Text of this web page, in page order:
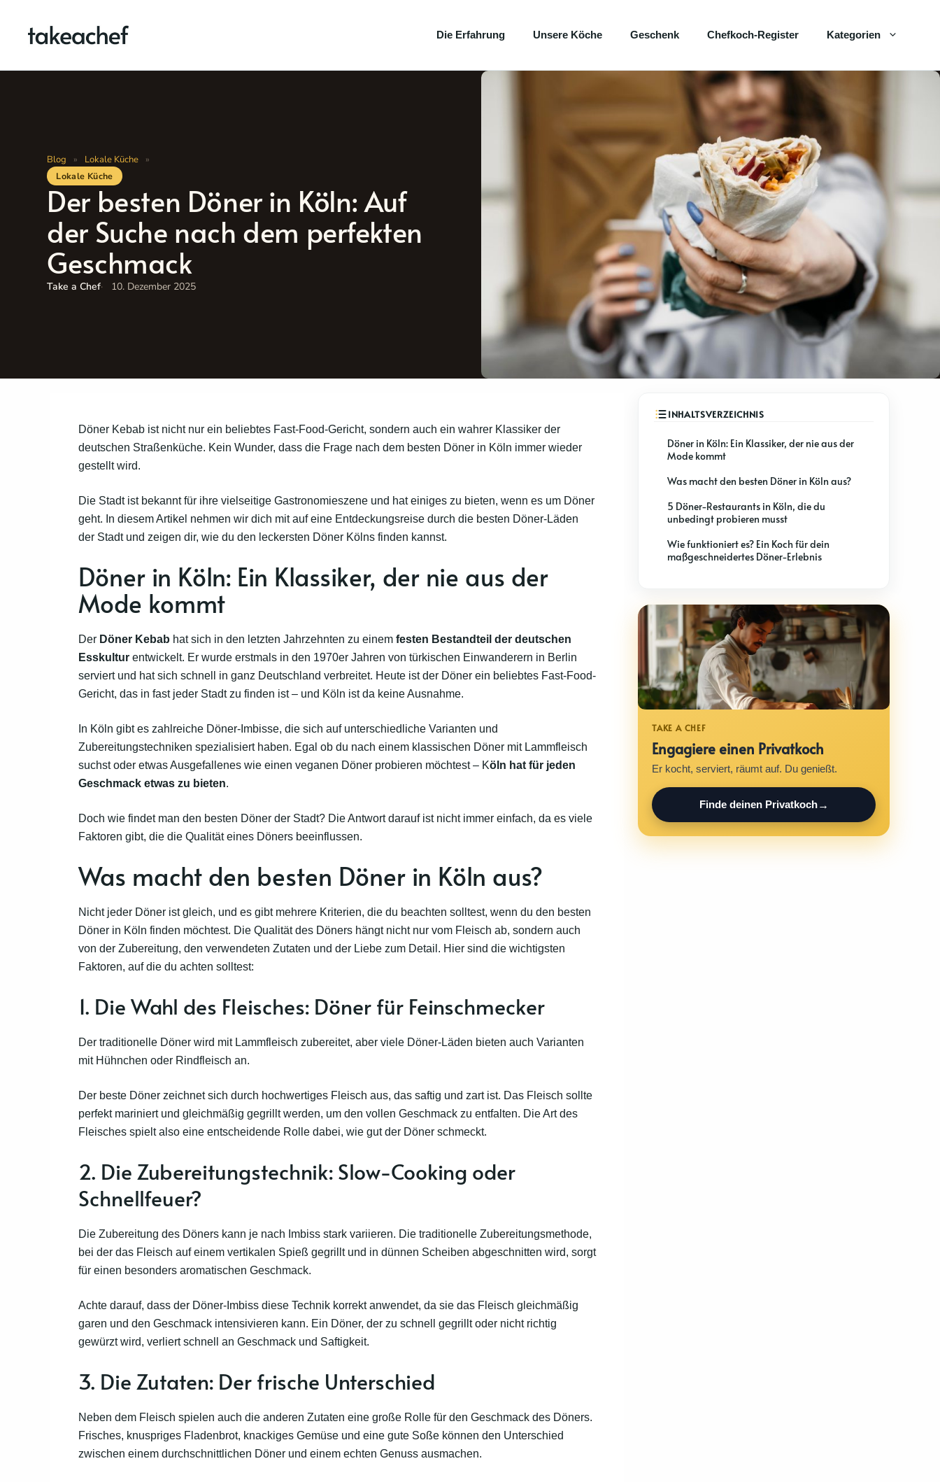
springen
Die Erfahrung Unsere Köche Geschenk Chefkoch-Register Kategorien
Blog » Lokale Küche »
Lokale Küche
Der besten Döner in Köln: Auf
der Suche nach dem perfekten
Geschmack
Take a Chef 10. Dezember 2025
Döner Kebab ist nicht nur ein beliebtes Fast-Food-Gericht, sondern auch ein wahrer Klassiker der
deutschen Straßenküche. Kein Wunder, dass die Frage nach dem besten Döner in Köln immer wieder
gestellt wird.
Die Stadt ist bekannt für ihre vielseitige Gastronomieszene und hat einiges zu bieten, wenn es um Döner
geht. In diesem Artikel nehmen wir dich mit auf eine Entdeckungsreise durch die besten Döner-Läden
der Stadt und zeigen dir, wie du den leckersten Döner Kölns finden kannst.
Döner in Köln: Ein Klassiker, der nie aus der
Mode kommt
Der Döner Kebab hat sich in den letzten Jahrzehnten zu einem festen Bestandteil der deutschen
Esskultur entwickelt. Er wurde erstmals in den 1970er Jahren von türkischen Einwanderern in Berlin
serviert und hat sich schnell in ganz Deutschland verbreitet. Heute ist der Döner ein beliebtes Fast-Food-
Gericht, das in fast jeder Stadt zu finden ist – und Köln ist da keine Ausnahme.
In Köln gibt es zahlreiche Döner-Imbisse, die sich auf unterschiedliche Varianten und
Zubereitungstechniken spezialisiert haben. Egal ob du nach einem klassischen Döner mit Lammfleisch
suchst oder etwas Ausgefallenes wie einen veganen Döner probieren möchtest – Köln hat für jeden
Geschmack etwas zu bieten.
Doch wie findet man den besten Döner der Stadt? Die Antwort darauf ist nicht immer einfach, da es viele
Faktoren gibt, die die Qualität eines Döners beeinflussen.
Was macht den besten Döner in Köln aus?
Nicht jeder Döner ist gleich, und es gibt mehrere Kriterien, die du beachten solltest, wenn du den besten
Döner in Köln finden möchtest. Die Qualität des Döners hängt nicht nur vom Fleisch ab, sondern auch
von der Zubereitung, den verwendeten Zutaten und der Liebe zum Detail. Hier sind die wichtigsten
Faktoren, auf die du achten solltest:
1. Die Wahl des Fleisches: Döner für Feinschmecker
Der traditionelle Döner wird mit Lammfleisch zubereitet, aber viele Döner-Läden bieten auch Varianten
mit Hühnchen oder Rindfleisch an.
Der beste Döner zeichnet sich durch hochwertiges Fleisch aus, das saftig und zart ist. Das Fleisch sollte
perfekt mariniert und gleichmäßig gegrillt werden, um den vollen Geschmack zu entfalten. Die Art des
Fleisches spielt also eine entscheidende Rolle dabei, wie gut der Döner schmeckt.
2. Die Zubereitungstechnik: Slow-Cooking oder
Schnellfeuer?
Die Zubereitung des Döners kann je nach Imbiss stark variieren. Die traditionelle Zubereitungsmethode,
bei der das Fleisch auf einem vertikalen Spieß gegrillt und in dünnen Scheiben abgeschnitten wird, sorgt
für einen besonders aromatischen Geschmack.
Achte darauf, dass der Döner-Imbiss diese Technik korrekt anwendet, da sie das Fleisch gleichmäßig
garen und den Geschmack intensivieren kann. Ein Döner, der zu schnell gegrillt oder nicht richtig
gewürzt wird, verliert schnell an Geschmack und Saftigkeit.
3. Die Zutaten: Der frische Unterschied
Neben dem Fleisch spielen auch die anderen Zutaten eine große Rolle für den Geschmack des Döners.
Frisches, knuspriges Fladenbrot, knackiges Gemüse und eine gute Soße können den Unterschied
zwischen einem durchschnittlichen Döner und einem echten Genuss ausmachen.
Döner in Köln: Ein Klassiker, der nie aus der
Mode kommt
Was macht den besten Döner in Köln aus?
5 Döner-Restaurants in Köln, die du
unbedingt probieren musst
Wie funktioniert es? Ein Koch für dein
maßgeschneidertes Döner-Erlebnis
Engagiere einen Privatkoch
Er kocht, serviert, räumt auf. Du genießt.
Finde deinen Privatkoch